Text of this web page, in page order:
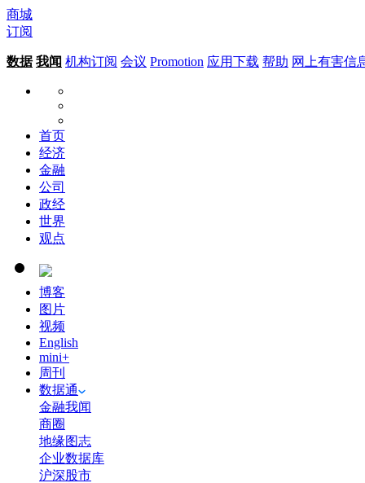
商城
订阅
数据 我闻 机构订阅 会议 Promotion 应用下载 帮助 网上有害信
首页
经济
金融
公司
政经
世界
观点
博客
图片
视频
English
mini+
周刊
数据通
金融我闻
商圈
地缘图志
企业数据库
沪深股市